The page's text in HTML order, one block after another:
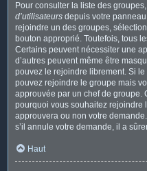
Pour consulter la liste des
d’utilisateurs depuis votre
rejoindre un des groupes,
bouton approprié. Toutefois, tous
Certains peuvent nécessiter une
d’autres peuvent même être
pouvez le rejoindre librement. Si
pouvez rejoindre le groupe mais
approuvée par un chef de groupe.
pourquoi vous souhaitez rejoindre
approuvera ou non votre
s’il annule votre demande, il a
Haut